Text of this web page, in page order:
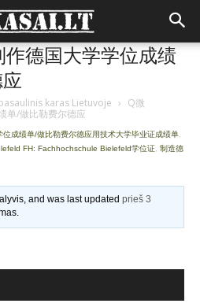
作德国大学学位成绩
karas Lietuvoje › Q微
单/做比勒费尔德应
成绩单/做比勒费尔德应用技术大学毕业证成绩单
FH: Fachhochschule Bielefeld学位证 制造德
and was last updatedprieš 3
.